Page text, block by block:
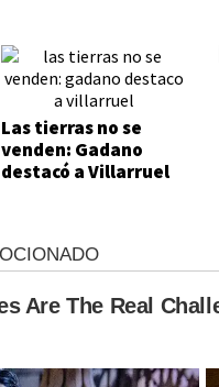
Las tierras no se
venden: Gadano
destacó a Villarruel